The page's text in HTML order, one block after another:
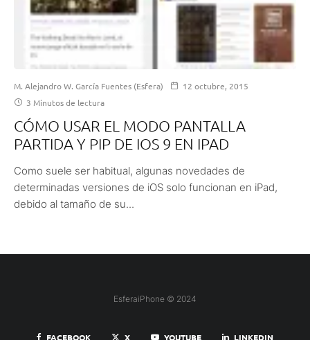
M. Alejandro W. García Fuentes (Esfera)
12 octubre, 2015
3 Minutos de lectura
CÓMO USAR EL MODO PANTALLA
PARTIDA Y PIP DE IOS 9 EN IPAD
Como suele ser habitual, algunas novedades de
determinadas versiones de iOS solo funcionan en iPad,
debido al tamaño de su...
EsferaiPhone © 2024
FACEBOOK X YOUTUBE LINKEDIN